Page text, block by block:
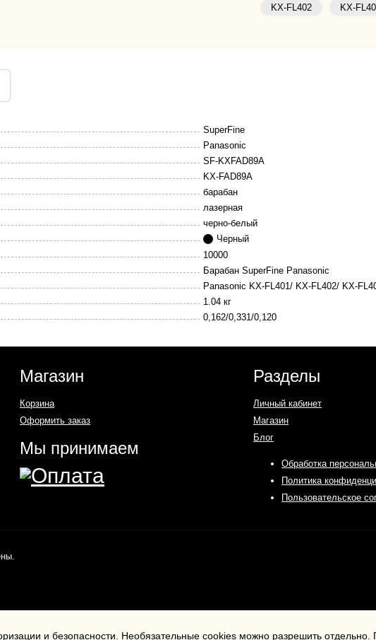
KX-FL402
KX-
SuperFine
Panasonic
SF-KXFAD89A
KX-FAD89A
барабан
лазерная
черно-белый
Черный
10000
Барабан SuperFine Panasonic
Panasonic KX-FL401/ KX-FL402/ KX-
1.04 кг
0,162/0,331/0,120
Магазин
Корзина
Оформить заказ
Мы принимаем
Разделы
Личный кабинет
Магазин
Блог
Обработка
Политика
Пользовательское
и безопасности. Необязательные cookies можно разрешить отдельно.